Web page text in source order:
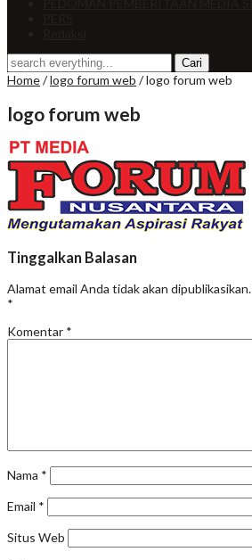
Home/logo forum web /logo forum web
logo forum web
Tinggalkan Balasan
Alamat email Anda tidak akan dipublikasikan.
*
Komentar *
Nama *
Email *
Situs Web